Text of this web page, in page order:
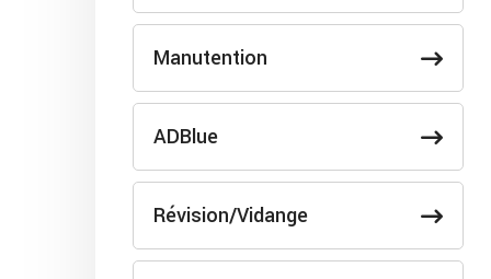
Manutention
ADBlue
Révision/Vidange